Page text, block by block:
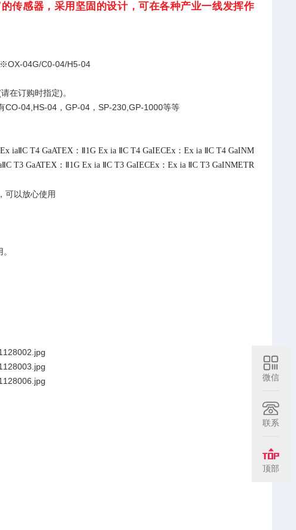
传感器，采用坚固的设计，可在各种产业一线发挥作
04G/C0-04/H5-04
在订购时指定)。
CO-04,HS-04，GP-04，SP-230,GP-1000等等
T4 GaATEX：Ⅱ1G Ex ia ⅡC T4 GaIECEx：Ex ia ⅡC T4 GaINM
T3 GaATEX：Ⅱ1G Ex ia ⅡC T3 GaIECEx：Ex ia ⅡC T3 GaINMETR
可以放心使用
微信
联系
顶部